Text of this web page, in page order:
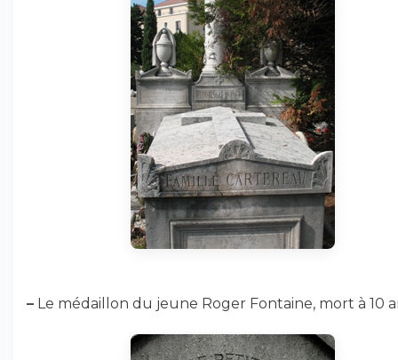
– Le médaillon du jeune Roger Fontaine, mort à 10